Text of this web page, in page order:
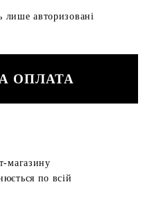
лише авторизовані
ОПЛАТА
магазину
по всій